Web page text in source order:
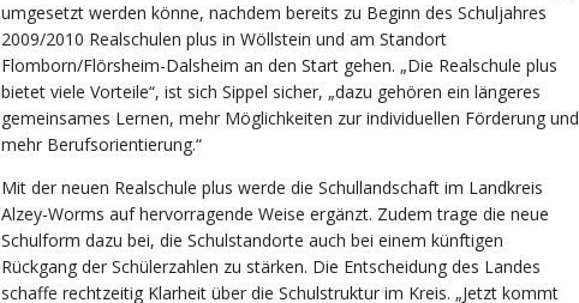
umgesetzt werden könne, nachdem bereits zu Beginn des Schuljahres
2009/2010 Realschulen plus in Wöllstein und am Standort
Flomborn/Flörsheim-Dalsheim an den Start gehen. „Die Realschule plus
bietet viele Vorteile“, ist sich Sippel sicher, „dazu gehören ein längeres
gemeinsames Lernen, mehr Möglichkeiten zur individuellen Förderung und
mehr Berufsorientierung.“
Mit der neuen Realschule plus werde die Schullandschaft im Landkreis
Alzey-Worms auf hervorragende Weise ergänzt. Zudem trage die neue
Schulform dazu bei, die Schulstandorte auch bei einem künftigen
Rückgang der Schülerzahlen zu stärken. Die Entscheidung des Landes
schaffe rechtzeitig Klarheit über die Schulstruktur im Kreis. „Jetzt kommt